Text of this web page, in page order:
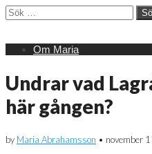
Sök
efter:
Main
Skip
Om Maria
Undrar vad
här gången?
by Maria Abrahamsson • november